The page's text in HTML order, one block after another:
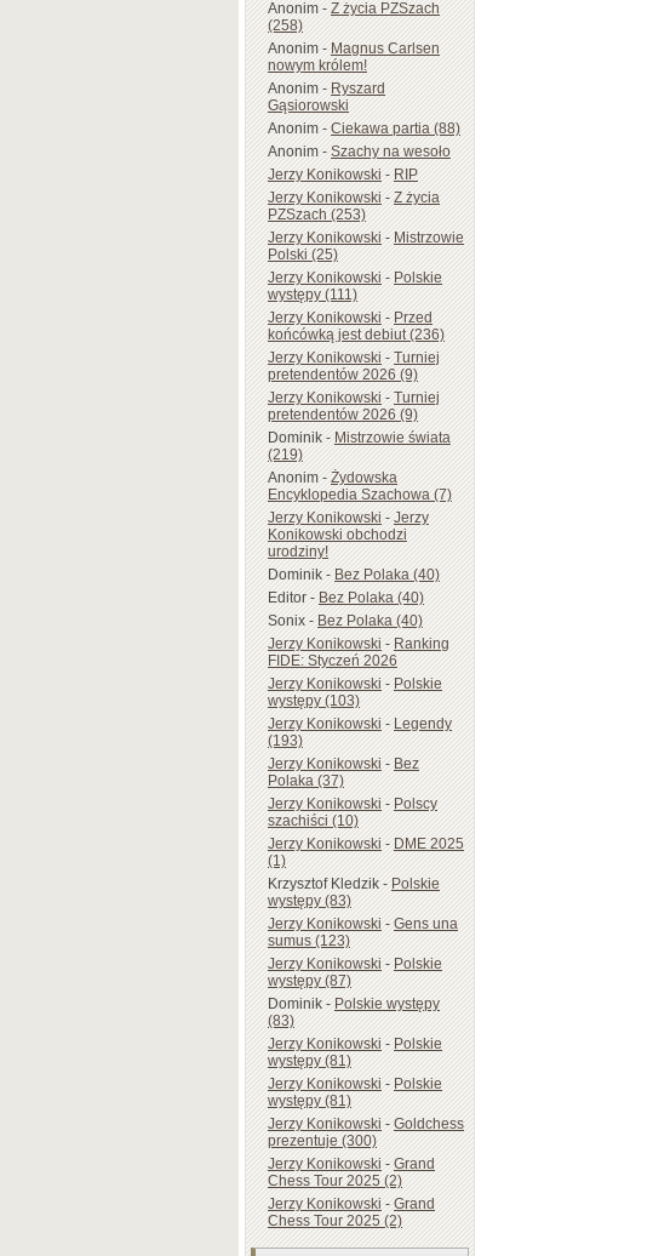
Anonim-Z życia PZSzach
(258)
Anonim-Magnus Carlsen
nowym królem!
Anonim-Ryszard
Gąsiorowski
Anonim-Ciekawa partia (88)
Anonim-Szachy na wesoło
Jerzy Konikowski-RIP
Jerzy Konikowski-Z życia
PZSzach (253)
Jerzy Konikowski-Mistrzowie
Polski (25)
Jerzy Konikowski-Polskie
występy (111)
Jerzy Konikowski-Przed
końcówką jest debiut (236)
Jerzy Konikowski-Turniej
pretendentów 2026 (9)
Jerzy Konikowski-Turniej
pretendentów 2026 (9)
Dominik-Mistrzowie świata
(219)
Anonim-Żydowska
Encyklopedia Szachowa (7)
Jerzy Konikowski-Jerzy
Konikowski obchodzi
urodziny!
Dominik-Bez Polaka (40)
Editor-Bez Polaka (40)
Sonix-Bez Polaka (40)
Jerzy Konikowski-Ranking
FIDE: Styczeń 2026
Jerzy Konikowski-Polskie
występy (103)
Jerzy Konikowski-Legendy
(193)
Jerzy Konikowski-Bez
Polaka (37)
Jerzy Konikowski-Polscy
szachiści (10)
Jerzy Konikowski-DME 2025
(1)
Krzysztof Kledzik-Polskie
występy (83)
Jerzy Konikowski-Gens una
sumus (123)
Jerzy Konikowski-Polskie
występy (87)
Dominik-Polskie występy
(83)
Jerzy Konikowski-Polskie
występy (81)
Jerzy Konikowski-Polskie
występy (81)
Jerzy Konikowski-Goldchess
prezentuje (300)
Jerzy Konikowski-Grand
Chess Tour 2025 (2)
Jerzy Konikowski-Grand
Chess Tour 2025 (2)